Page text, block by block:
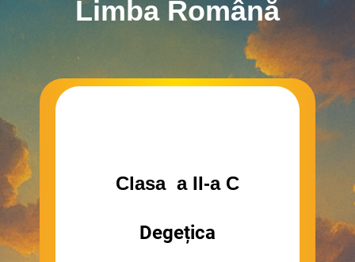
Limba Română
Clasa a II-a C
Degețica